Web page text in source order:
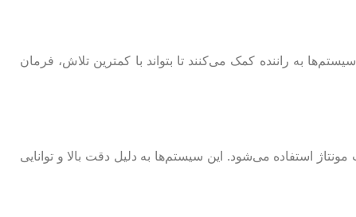
به راننده کمک می‌کنند تا بتواند با کمترین تلاش، فرمان
استفاده می‌شود. این سیستم‌ها به دلیل دقت بالا و توانایی